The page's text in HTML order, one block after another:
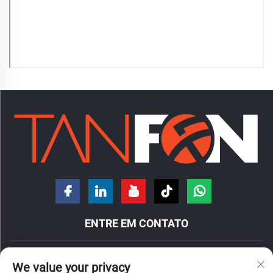
ENTRE EM CONTATO
N.º 7, Rua Hongde, cidade de Nanzhuang, distrito de
We value your privacy